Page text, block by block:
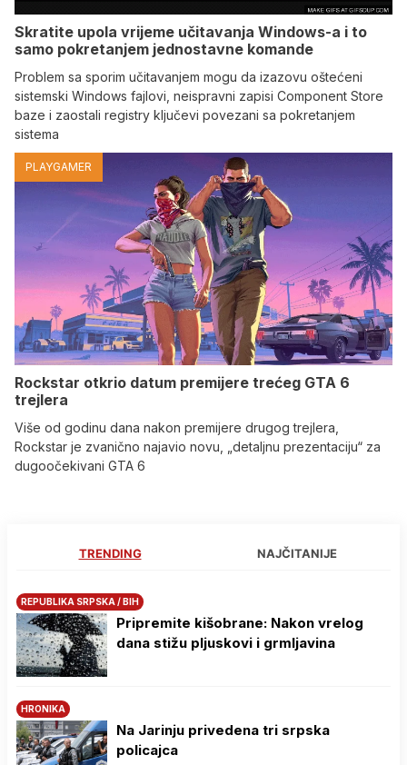
Skratite upola vrijeme učitavanja Windows-a i to
samo pokretanjem jednostavne komande
Problem sa sporim učitavanjem mogu da izazovu oštećeni
sistemski Windows fajlovi, neispravni zapisi Component Store
baze i zaostali registry ključevi povezani sa pokretanjem
sistema
PLAYGAMER
Rockstar otkrio datum premijere trećeg GTA 6
trejlera
Više od godinu dana nakon premijere drugog trejlera,
Rockstar je zvanično najavio novu, „detaljnu prezentaciju“ za
dugoočekivani GTA 6
TRENDING NAJČITANIJE
REPUBLIKA SRPSKA / BIH
Pripremite kišobrane: Nakon vrelog
dana stižu pljuskovi i grmljavina
HRONIKA
Na Јarinju privedena tri srpska
policajca